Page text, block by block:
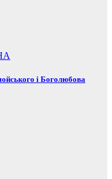
і Боголюбова